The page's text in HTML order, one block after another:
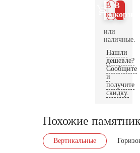
В
В 1
клик
или
наличные.
Нашли
дешевле?
Сообщите
и
получите
скидку.
Похожие
Вертикальные